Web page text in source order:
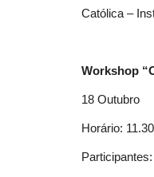
Católica –
Workshop
18 Outubro
Horário: